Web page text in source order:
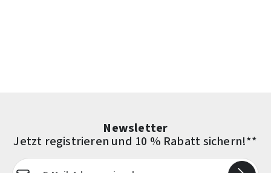
Newsletter
Jetzt registrieren und 10 % Rabatt sichern!**
E-Mail-Adresse*